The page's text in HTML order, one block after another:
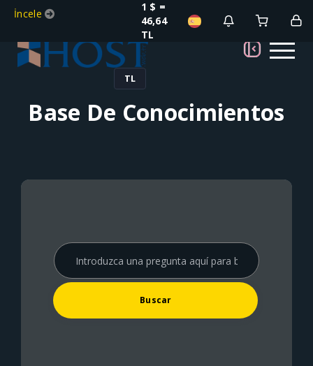
İncele
1 $ =
46,64
TL
TL
Base De Conocimientos